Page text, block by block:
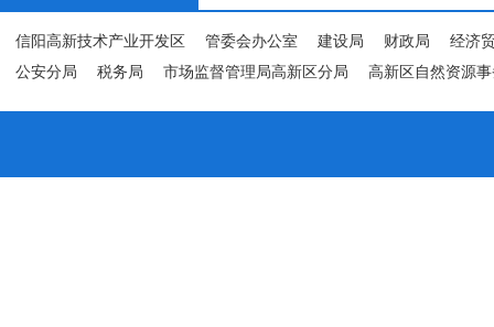
信阳高新技术产业开发区 管委会办公室 建设局 财政局
经济
公安分局
税务局 市场监督管理局高新区分局 高新区自然资源